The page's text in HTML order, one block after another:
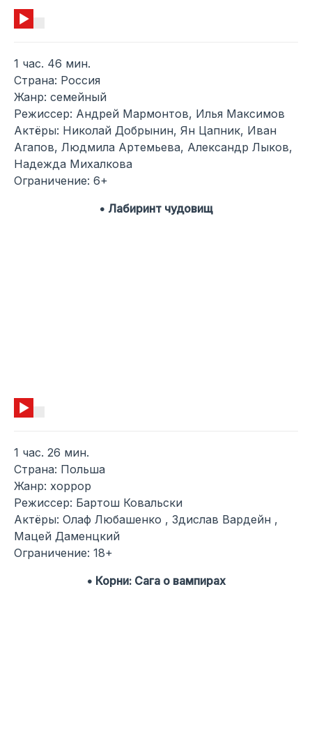
1 час. 46 мин.
Страна: Россия
Жанр: семейный
Режиссер: Андрей Мармонтов, Илья Максимов
Актёры: Николай Добрынин, Ян Цапник, Иван
Агапов, Людмила Артемьева, Александр Лыков,
Надежда Михалкова
Ограничение: 6+
• Лабиринт чудовищ
1 час. 26 мин.
Страна: Польша
Жанр: хоррор
Режиссер: Бартош Ковальски
Актёры: Олаф Любашенко , Здислав Вардейн ,
Мацей Даменцкий
Ограничение: 18+
• Корни: Сага о вампирах